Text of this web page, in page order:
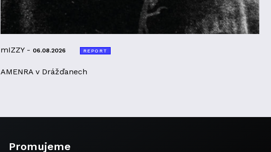
mIZZY - 06.08.2026 REPORT
AMENRA v Drážďanech
Promujeme